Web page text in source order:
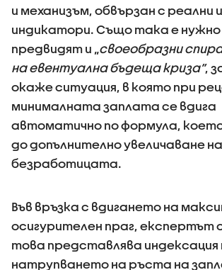
и механизъм, обвързан с реални
индикатори. Също така е нужно
предвидят и „своеобразни
на евентуална бъдеща криза”,
окаже ситуация, в която при
минималната заплата се вдига
автоматично по формула,
до допълнително увеличаване на
безработицата.
Във връзка с вдигането на
осигурителен праг, експертът
това представлява индексация
натрупването на ръста на